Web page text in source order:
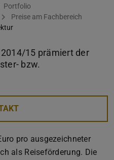
Portfolio
Preise am Fachbereich
15 prämiert der
bzw.
pro ausgezeichneter
als Reiseförderung. Die